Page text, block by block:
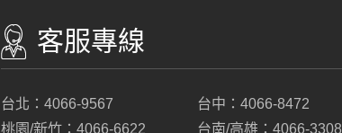
客服專線
台北：4066-9567
桃園/新竹：4066-6622
台中：4066-8472
台南/高雄：4066-3308